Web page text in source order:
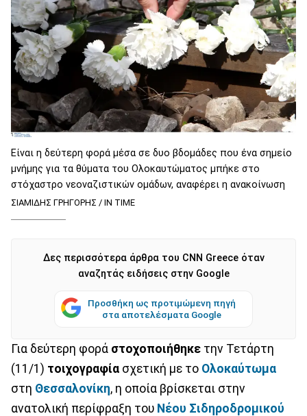
Είναι η δεύτερη φορά μέσα σε δυο βδομάδες που ένα σημείο
μνήμης για τα θύματα του Ολοκαυτώματος μπήκε στο
στόχαστρο νεοναζιστικών ομάδων, αναφέρει η ανακοίνωση
ΣΙΑΜΙΔΗΣ ΓΡΗΓΟΡΗΣ / IN TIME
Δες περισσότερα άρθρα του CNN Greece όταν
αναζητάς ειδήσεις στην Google
Προσθήκη ως προτιμώμενη πηγή
στα αποτελέσματα Google
Για δεύτερη φορά στοχοποιήθηκε την Τετάρτη
(11/1) τοιχογραφία σχετική με το Ολοκαύτωμα
στη Θεσσαλονίκη, η οποία βρίσκεται στην
ανατολική περίφραξη του Νέου Σιδηροδρομικού